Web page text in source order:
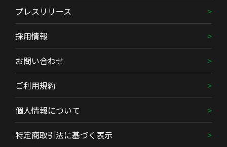
プレスリリース
採用情報
お問い合わせ
ご利用規約
個人情報について
特定商取引法に基づく表示